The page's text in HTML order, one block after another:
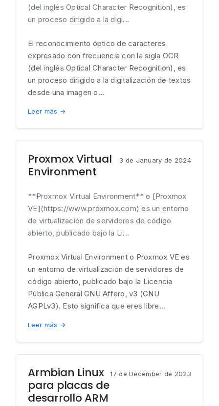
(del inglés Optical Character Recognition), es
un proceso dirigido a la digi...
El reconocimiento óptico de caracteres
expresado con frecuencia con la sigla OCR
(del inglés Optical Character Recognition), es
un proceso dirigido a la digitalización de textos
desde una imagen o...
Leer más →
Proxmox Virtual
Environment
3 de January de 2024
**Proxmox Virtual Environment** o [Proxmox
VE](https://www.proxmox.com) es un entorno
de virtualización de servidores de código
abierto, publicado bajo la Li...
Proxmox Virtual Environment o Proxmox VE es
un entorno de virtualización de servidores de
código abierto, publicado bajo la Licencia
Pública General GNU Affero, v3 (GNU
AGPLv3). Esto significa que eres libre...
Leer más →
Armbian Linux
para placas de
desarrollo ARM
17 de December de 2023